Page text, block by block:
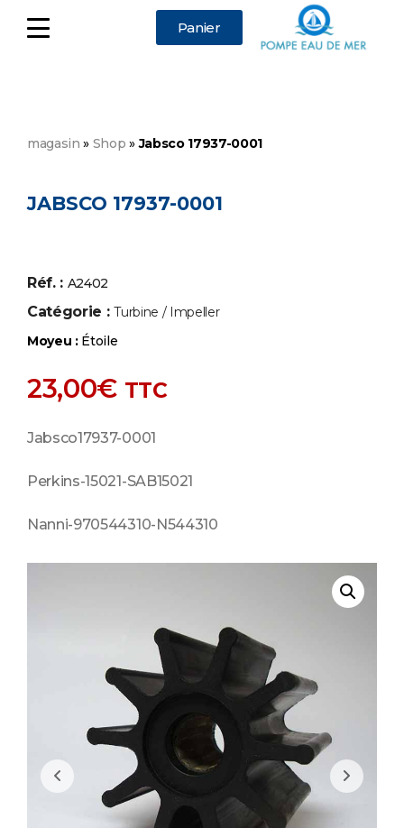
Panier
magasin » Shop »Jabsco 17937-0001
JABSCO 17937-0001
Réf. : A2402
Catégorie :Turbine / Impeller
Moyeu : Étoile
23,00€ TTC
Jabsco17937-0001
Perkins-15021-SAB15021
Nanni-970544310-N544310